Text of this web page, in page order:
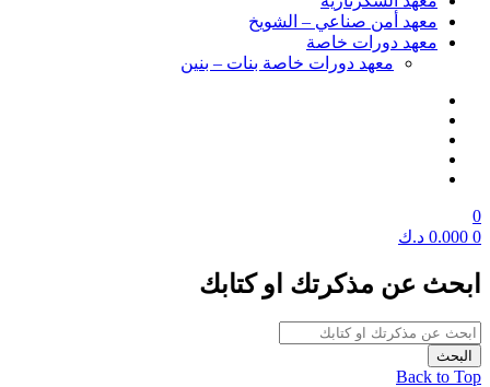
معهد أمن صناعي – الشويخ
معهد دورات خاصة
معهد دورات خاصة بنات – بنين
0
0
0.000 د.ك
ابحث عن مذكرتك او كتابك
Back to Top